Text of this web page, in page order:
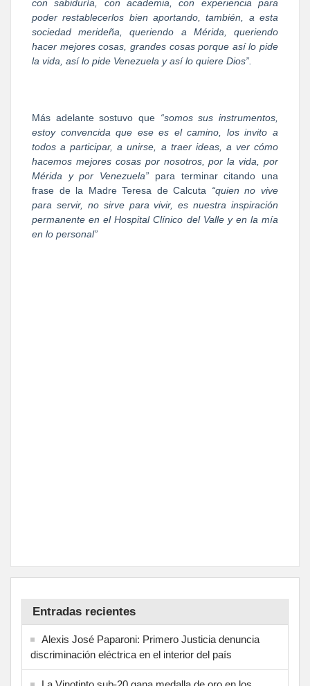
con sabiduría, con academia, con experiencia para
poder restablecerlos bien aportando, también, a esta
sociedad merideña, queriendo a Mérida, queriendo
hacer mejores cosas, grandes cosas porque así lo pide
la vida, así lo pide Venezuela y así lo quiere Dios”.
Más adelante sostuvo que “somos sus instrumentos,
estoy convencida que ese es el camino, los invito a
todos a participar, a unirse, a traer ideas, a ver cómo
hacemos mejores cosas por nosotros, por la vida, por
Mérida y por Venezuela” para terminar citando una
frase de la Madre Teresa de Calcuta “quien no vive
para servir, no sirve para vivir, es nuestra inspiración
permanente en el Hospital Clínico del Valle y en la mía
en lo personal”
Entradas recientes
Alexis José Paparoni: Primero Justicia denuncia
discriminación eléctrica en el interior del país